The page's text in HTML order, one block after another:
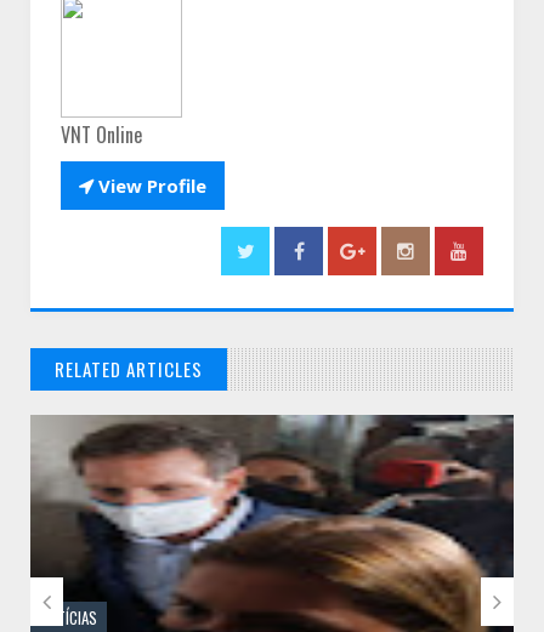
VNT Online
View Profile
RELATED ARTICLES
// THATS WHAT YOU MIGHT BE LOOKING FOR
NOTÍCIAS
 